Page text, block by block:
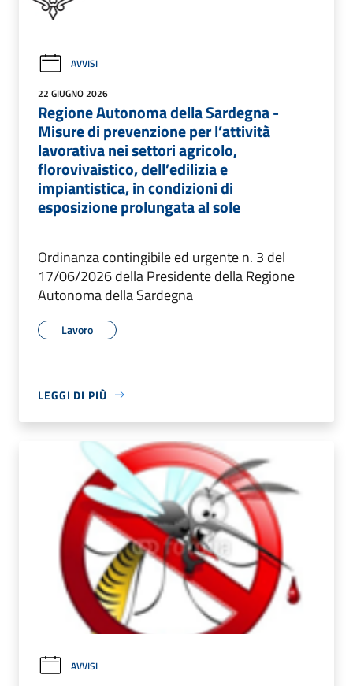
AVVISI
22 GIUGNO 2026
Regione Autonoma della Sardegna -
Misure di prevenzione per l’attività
lavorativa nei settori agricolo,
florovivaistico, dell’edilizia e
impiantistica, in condizioni di
esposizione prolungata al sole
Ordinanza contingibile ed urgente n. 3 del
17/06/2026 della Presidente della Regione
Autonoma della Sardegna
Lavoro
LEGGI DI PIÙ
AVVISI